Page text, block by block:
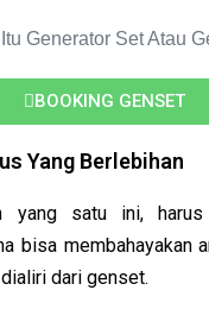
BOOKING GENSET
Yang Berlebihan
yang satu ini,
bisa membahayakan
dari genset.